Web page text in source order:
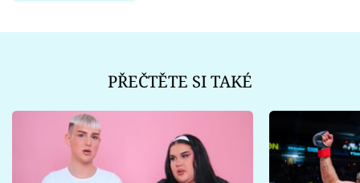
PŘEČTĚTE SI TAKÉ